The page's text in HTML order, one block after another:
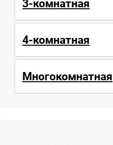
3-комнатная
4-комнатная
Многокомнатная